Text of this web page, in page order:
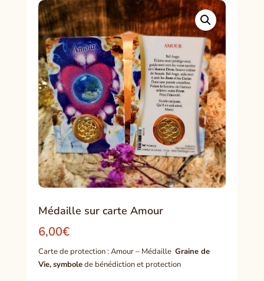
Médaille sur carte Amour
6,00€
Carte de protection : Amour – Médaille Graine de
Vie,symbolede bénédiction et protection